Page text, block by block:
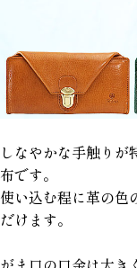
しなやかな手触り
布です。
使い込む程に革の色
だけます。